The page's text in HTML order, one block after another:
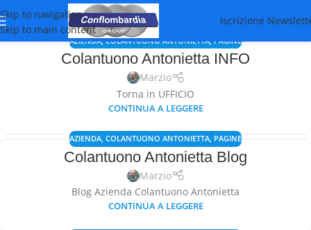
Skip to navigation
Skip to main content
Iscrizione
AZIENDA,COLANTUONO ANTONIETTA PAGINE
Colantuono Antonietta INFO
Marzio
Torna in UFFICIO
CONTINUA A LEGGERE
AZIENDA, COLANTUONO ANTONIETTA, PAGINE
Colantuono Antonietta Blog
Marzio
Blog Azienda Colantuono Antonietta
CONTINUA A LEGGERE